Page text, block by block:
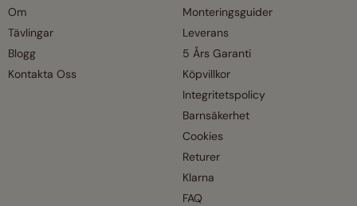
Om
Tävlingar
Blogg
Kontakta Oss
Monteringsguider
Leverans
5 Års Garanti
Köpvillkor
Integritetspolicy
Barnsäkerhet
Cookies
Returer
Klarna
FAQ